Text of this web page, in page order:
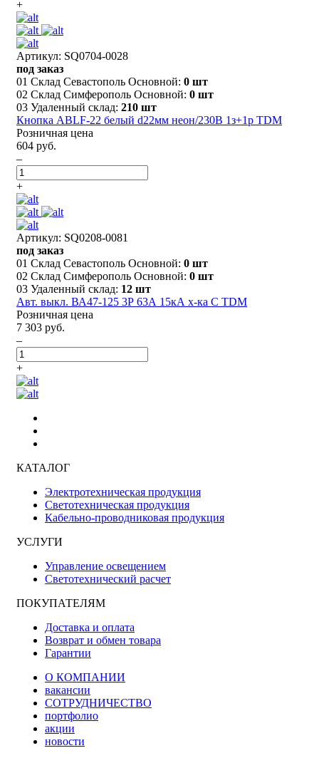
+
Артикул: SQ0704-0028
под заказ
01 Склад Севастополь Основной: 0 шт
02 Склад Симферополь Основной: 0 шт
03 Удаленный склад: 210 шт
Кнопка ABLF-22 белый d22мм неон/230В 1з+1р TDM
Розничная цена
604 руб.
–
+
Артикул: SQ0208-0081
под заказ
01 Склад Севастополь Основной: 0 шт
02 Склад Симферополь Основной: 0 шт
03 Удаленный склад: 12 шт
Авт. выкл. ВА47-125 3Р 63А 15кА х-ка С TDM
Розничная цена
7 303 руб.
–
+
КАТАЛОГ
Электротехническая продукция
Светотехническая продукция
Кабельно-проводниковая продукция
УСЛУГИ
Управление освещением
Светотехнический расчет
ПОКУПАТЕЛЯМ
Доставка и оплата
Возврат и обмен товара
Гарантии
О КОМПАНИИ
вакансии
СОТРУДНИЧЕСТВО
портфолио
акции
новости